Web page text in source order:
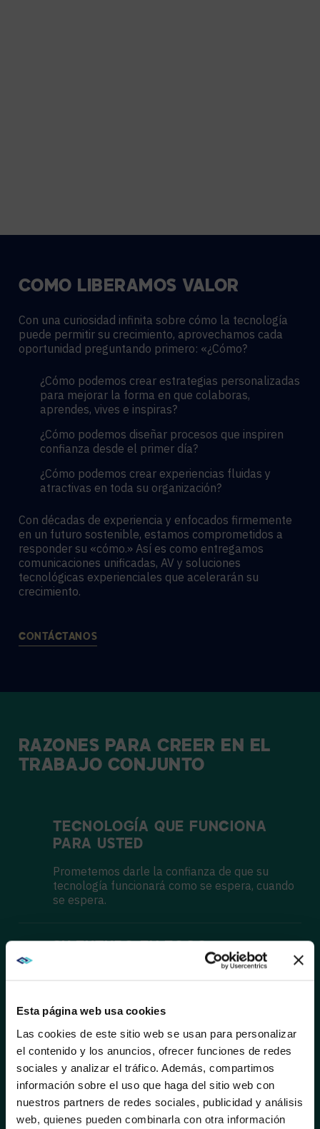
Esta página web usa cookies
Las cookies de este sitio web se usan para personalizar
el contenido y los anuncios, ofrecer funciones de redes
sociales y analizar el tráfico. Además, compartimos
información sobre el uso que haga del sitio web con
nuestros partners de redes sociales, publicidad y análisis
web, quienes pueden combinarla con otra información
CÓMO LIBERAMOS VALOR
Con una curiosidad infinita sobre cómo la tecnología
puede permitir su crecimiento, aprovechamos cada
oportunidad preguntando primero: «¿Cómo?
¿Cómo podemos crear estrategias personalizadas
para mejorar la forma en que colaboras,
aprendes, vives e inspiras?
¿Cómo podemos diseñar procesos que inspiren
confianza desde el primer día?
¿Cómo podemos crear experiencias fluidas y
atractivas en toda su organización?
Con décadas de experiencia y enfocados firmemente
en un futuro sostenible, estamos comprometidos a
responder su «cómo.» Así es como entregamos
comunicaciones unificadas, AV y soluciones
tecnológicas experienciales que acelerarán su
crecimiento.
CONTÁCTANOS
RAZONES PARA CREER EN
EL
TRABAJO CONJUNTO
TECNOLOGÍA QUE FUNCIONA
PARA USTED
Prometemos darle la confianza de que su
tecnología funcionará como se espera, cuando
se espera.
Nuestro equipo le permite innovar sin miedo y
TU CAMINO, TU SOCIO
AVI-SPL es un equipo de personas que ayudan
a las personas. Nuestra experiencia en la
industria le ayudará a avanzar.
WE NOTICED YOU'RE IN USA.
instead?